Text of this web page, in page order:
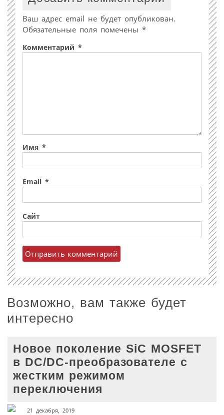
Ваш адрес email не будет опубликован.
Обязательные поля помечены *
Комментарий *
Имя *
Email *
Сайт
Возможно, вам также будет
интересно
Новое поколение SiC MOSFET
в DC/DC-преобразователе с
жестким режимом
переключения
21 декабря, 2019